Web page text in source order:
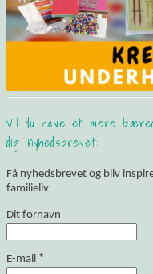
Vil du have et mere
dig nyhedsbrevet:
Få nyhedsbrevet og bliv
familieliv
Dit fornavn
E-mail *